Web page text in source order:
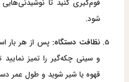
فوم‌گیری کنید تا نوشیدنی‌هایی
شود.
نظافت دستگاه: پس از هر بار
و سینی چکه‌گیر را تمیز نمایید
قهوه یا شیر شوید و طول عمر